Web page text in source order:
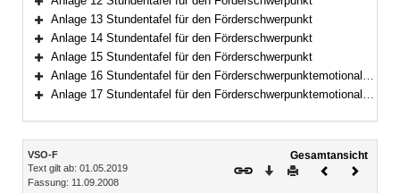
Bereich erweitern
Bereich erweitern
Anlage 13 Stundentafel für den Förderschwerpunkt
Bereich erweitern
Anlage 14 Stundentafel für den Förderschwerpunkt
Bereich erweitern
Anlage 15 Stundentafel für den Förderschwerpunkt
Bereich erweitern
Anlage 16 Stundentafel für den Förderschwerpunktemotionale und soziale Entwicklung
Anlage 17 Stundentafel für den Förderschwerpunktemotionale und soziale Entwicklung
Inhalt
VSO-F
Text gilt ab: 01.05.2019
Fassung: 11.09.2008
Gesamtansicht
Download
DruckenVorheriges